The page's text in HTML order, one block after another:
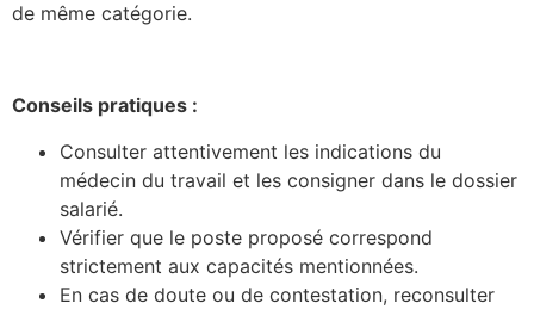
de même catégorie.
Conseils pratiques :
Consulter attentivement les indications du
médecin du travail et les consigner dans le dossier
salarié.
Vérifier que le poste proposé correspond
strictement aux capacités mentionnées.
En cas de doute ou de contestation, reconsulter